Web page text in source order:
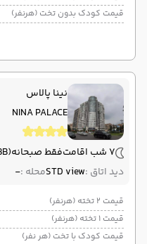
قیمت کودک بدون تخت (هرنفر)
نینا پالاس
NINA PALACE
7 شب اقامت فقط صبحانه(BB)
دید اتاق :STD viewمحله :-
قیمت 2 تخته (هرنفر)
قیمت 1 تخته (هرنفر)
قیمت کودک با تخت (هر نفر)